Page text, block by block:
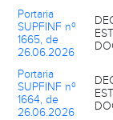
Portaria
SUPFINF nº
1665, de
26.06.2026
Portaria
SUPFINF nº
1664, de
26.06.2026